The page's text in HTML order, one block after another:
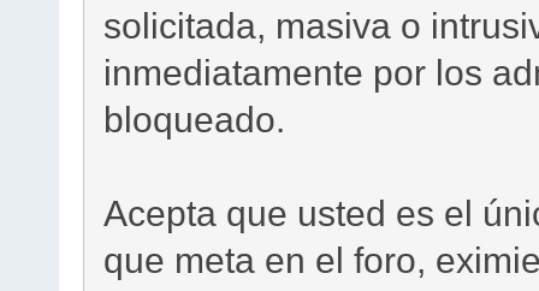
solicitada, masiva o
inmediatamente por los
bloqueado.
Acepta que usted es el
que meta en el foro,